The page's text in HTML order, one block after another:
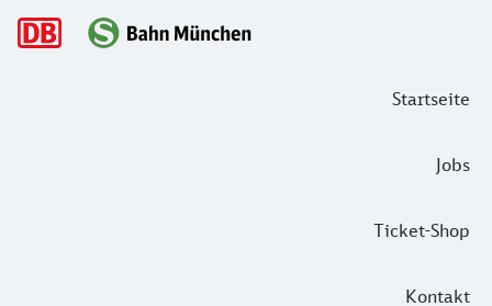
Startseite
Jobs
Ticket-Shop
Kontakt
Hauptnavigation